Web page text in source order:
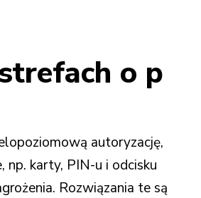
o p
autoryzację,
np. karty, PIN-u i odcisku
Rozwiązania te są